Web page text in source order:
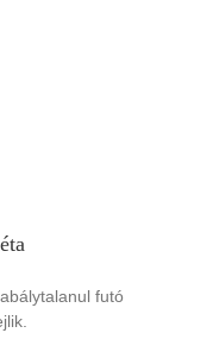
futó